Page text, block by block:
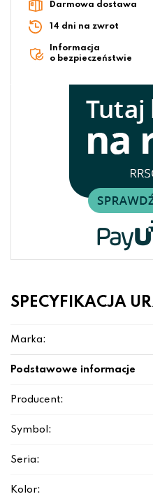
Darmowa dostawa
14 dni na zwrot
Informacja
o bezpieczeństwie
SPECYFIKACJA
Marka:
Podstawowe informacje
Producent:
Symbol:
Seria:
Kolor: